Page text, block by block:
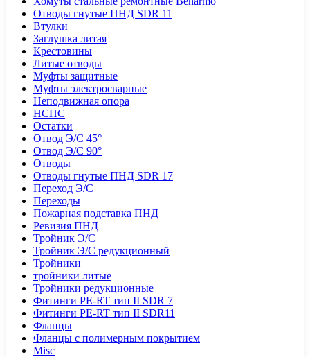
Отводы гнутые ПНД SDR 11
Втулки
Заглушка литая
Крестовины
Литые отводы
Муфты защитные
Муфты электросварные
Неподвижная опора
НСПС
Остатки
Отвод Э/С 45°
Отвод Э/С 90°
Отводы
Отводы гнутые ПНД SDR 17
Переход Э/С
Переходы
Пожарная подставка ПНД
Ревизия ПНД
Тройник Э/С
Тройник Э/С редукционный
Тройники
тройники литые
Тройники редукционные
Фитинги PE-RT тип II SDR 7
Фитинги PE-RT тип II SDR11
Фланцы
Фланцы с полимерным покрытием
Misc